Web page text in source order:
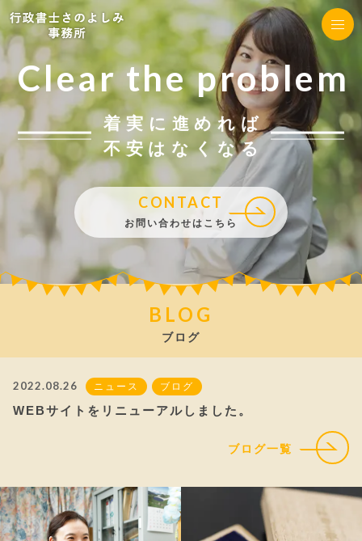
Clear the problem
着実に進めれば
不安はなくなる
CONTACT
お問い合わせはこちら
BLOG
ブログ
2022.08.26 ニュース ブログ
WEBサイトをリニューアルしました。
ブログ一覧